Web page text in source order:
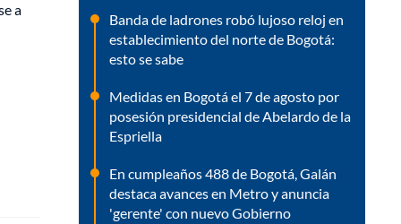
a
Banda de ladrones robó lujoso reloj en
establecimiento del norte de Bogotá:
esto se sabe
Medidas en Bogotá el 7 de agosto por
posesión presidencial de Abelardo de la
Espriella
En cumpleaños 488 de Bogotá, Galán
destaca avances en Metro y anuncia
'gerente' con nuevo Gobierno